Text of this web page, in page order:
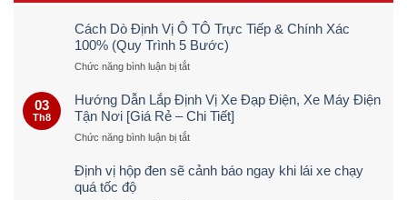
Cách Dò Định Vị Ô TÔ Trực Tiếp & Chính Xác
100% (Quy Trình 5 Bước)
Chức năng bình luận bị tắtở
Dò
Định
Vị
Ô
Trực
03
Th8
Hướng Dẫn Lắp Định Vị Xe Đạp Điện, Xe Máy Điện
Tận Nơi [Giá Rẻ – Chi Tiết]
Chức năng bình luận bị tắtở
Dẫn
Định vị hộp đen sẽ cảnh báo ngay khi lái xe chạy
quá tốc độ